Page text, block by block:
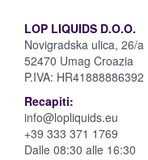
LOP LIQUIDS D.O.O.
Novigradska ulica, 26/a
52470 Umag Croazia
P.IVA: HR41888886392
Recapiti:
info@lopliquids.eu
+39 333 371 1769
Dalle 08:30 alle 16:30